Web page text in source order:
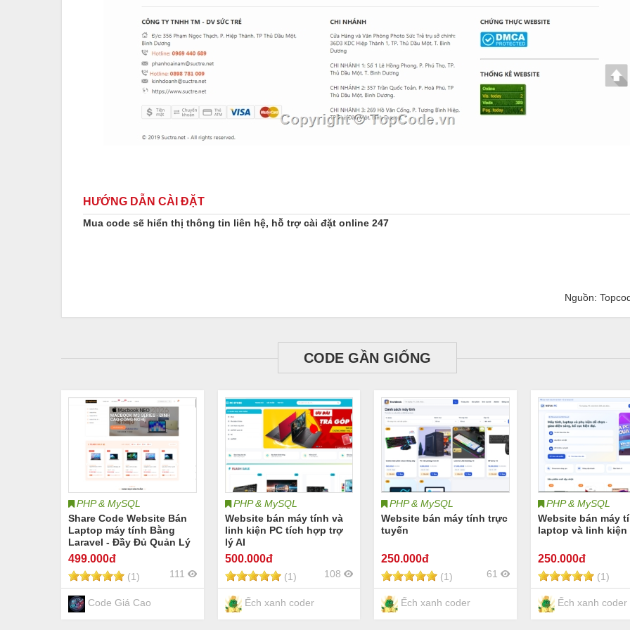
HƯỚNG DẪN CÀI ĐẶT
Mua code sẽ hiển thị thông tin liên hệ, hỗ trợ cài đặt online 247
Nguồn:
CODE GẦN GIỐNG
PHP & MySQL
Share Code Website Bán
Laptop máy tính Bằng
Laravel - Đầy Đủ Quản Lý
SKU Biến Thể, Flash Sale,
Voucher Sepay Vnpay
499.000đ
(1) 111
Code Giá Cao
PHP & MySQL
Website bán máy tính và
linh kiện PC tích hợp trợ
lý AI
500.000đ
(1) 108
Ếch xanh coder
PHP & MySQL
Website bán máy tính trực
tuyến
250.000đ
(1) 61
Ếch xanh coder
PHP & MySQL
Website bán máy
laptop và linh kiện
250.000đ
(1)
Ếch xanh coder